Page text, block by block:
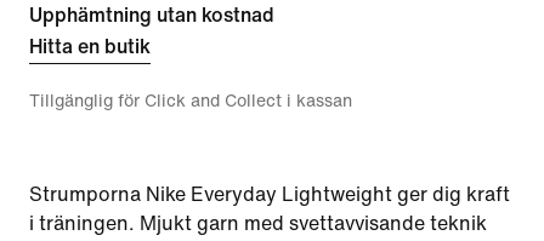
Upphämtning utan kostnad
Hitta en butik
Tillgänglig för Click and Collect i kassan
Strumporna Nike Everyday Lightweight ger dig kraft
i träningen. Mjukt garn med svettavvisande teknik